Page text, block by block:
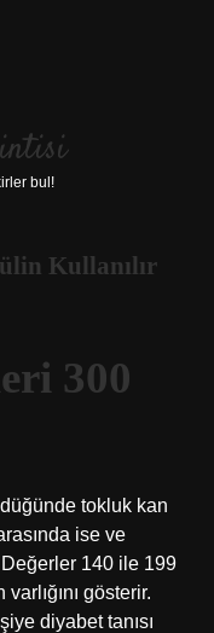
bul!
Kullanılır
300
tokluk kan
ise ve
Değerler 140 ile 199
gösterir.
diyabet tanısı